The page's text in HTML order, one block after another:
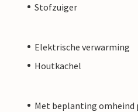
Stofzuiger
Elektrische verwarming
Houtkachel
Met beplanting omheind